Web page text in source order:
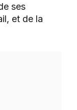
ses
et de la